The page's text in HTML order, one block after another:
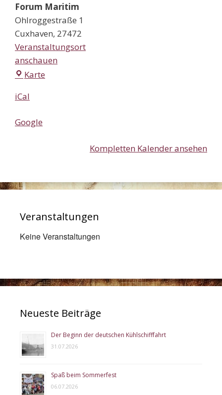
Forum Maritim
Ohlroggestraße 1
Cuxhaven, 27472
Veranstaltungsort
anschauen
Karte
iCal
Google
Kompletten Kalender ansehen
Veranstaltungen
Keine Veranstaltungen
Neueste Beiträge
Der Beginn der deutschen Kühlschifffahrt
31.07.2026
Spaß beim Sommerfest
06.07.2026